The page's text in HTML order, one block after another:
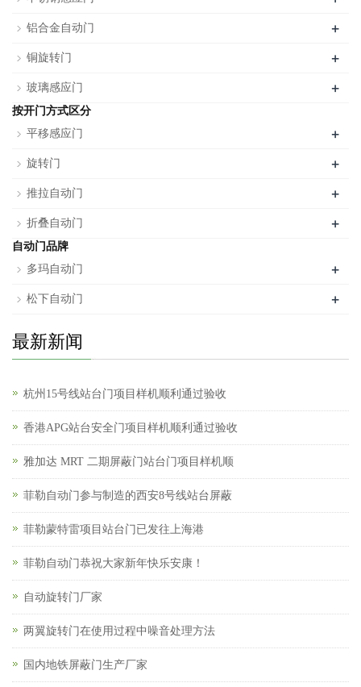
铝合金自动门 +
铜旋转门 +
玻璃感应门 +
按开门方式区分
平移感应门
+
旋转门 +
推拉自动门 +
折叠自动门 +
自动门品牌
多玛自动门
+
松下自动门 +
最新新闻
杭州15号线站台门项目样机顺利通过验收
香港APG站台安全门项目样机顺利通过验收
雅加达 MRT 二期屏蔽门站台门项目样机顺
菲勒自动门参与制造的西安8号线站台屏蔽
菲勒蒙特雷项目站台门已发往上海港
菲勒自动门恭祝大家新年快乐安康！
自动旋转门厂家
两翼旋转门在使用过程中噪音处理方法
国内地铁屏蔽门生产厂家